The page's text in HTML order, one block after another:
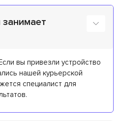
вы привезли устройство
нашей курьерской
специалист для